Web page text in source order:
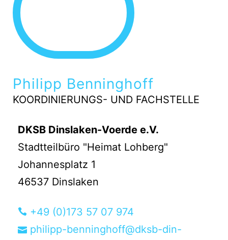
Philipp Benninghoff
KOORDINIERUNGS- UND FACHSTELLE
DKSB Dinslaken-Voerde e.V.
Stadtteilbüro "Heimat Lohberg"
Johannesplatz 1
46537 Dinslaken
+49 (0)173 57 07 974
philipp-benninghoff@dksb-din-